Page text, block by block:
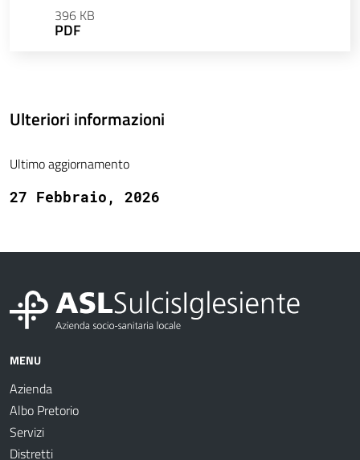
396 KB
PDF
Ulteriori informazioni
Ultimo aggiornamento
27 Febbraio, 2026
MENU
Azienda
Albo Pretorio
Servizi
Distretti